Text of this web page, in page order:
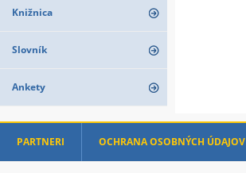
Knižnica
Slovník
Ankety
PARTNERI OCHRANA OSOBNÝCH ÚDAJOV